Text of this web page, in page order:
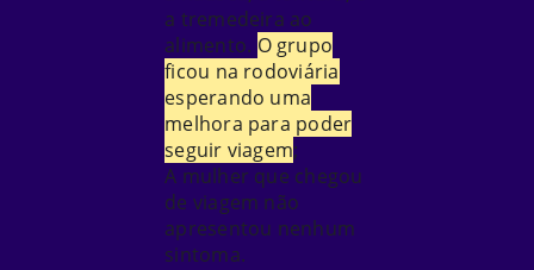
a tremedeira ao
alimento. O grupo
ficou na rodoviária
esperando uma
melhora para poder
seguir viagem;
A mulher que chegou
de viagem não
apresentou nenhum
sintoma.